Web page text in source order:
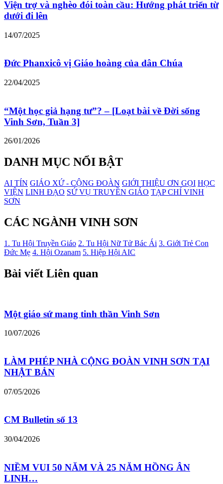
Viện trợ và nghèo đói toàn cầu: Hướng phát triển từ
dưới đi lên
14/07/2025
Đức Phanxicô vị Giáo hoàng của dân Chúa
22/04/2025
“Một học giả hạng tư”? – [Loạt bài về Đời sống
Vinh Sơn, Tuần 3]
26/01/2026
DANH MỤC NỔI BẬT
AI TÍN GIÁO XỨ - CỘNG ĐOÀN GIỚI THIỆU ƠN GỌI HỌC
VIỆN LINH ĐẠO SỨ VỤ TRUYỀN GIÁO TẠP CHÍ VINH
SƠN
CÁC NGÀNH VINH SƠN
1. Tu Hội Truyền Giáo 2. Tu Hội Nữ Tử Bác Ái 3. Giới Trẻ Con
Đức Mẹ 4. Hội Ozanam 5. Hiệp Hội AIC
Bài viết Liên quan
Một giáo sứ mang tinh thần Vinh Sơn
10/07/2026
LÀM PHÉP NHÀ CỘNG ĐOÀN VINH SƠN TẠI
NHẬT BẢN
07/05/2026
CM Bulletin số 13
30/04/2026
NIỀM VUI 50 NĂM VÀ 25 NĂM HỒNG ÂN
LINH…